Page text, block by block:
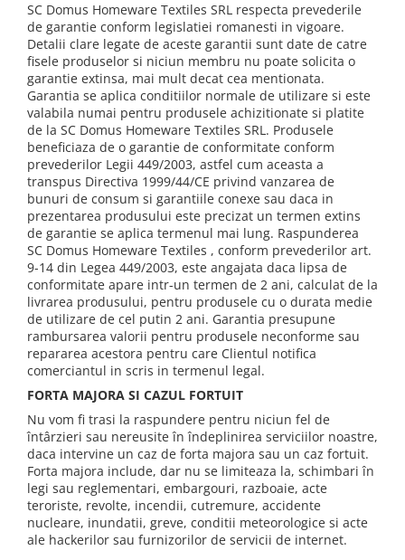
SC Domus Homeware Textiles SRL respecta prevederile
de garantie conform legislatiei romanesti in vigoare.
Detalii clare legate de aceste garantii sunt date de catre
fisele produselor si niciun membru nu poate solicita o
garantie extinsa, mai mult decat cea mentionata.
Garantia se aplica conditiilor normale de utilizare si este
valabila numai pentru produsele achizitionate si platite
de la SC Domus Homeware Textiles SRL. Produsele
beneficiaza de o garantie de conformitate conform
prevederilor Legii 449/2003, astfel cum aceasta a
transpus Directiva 1999/44/CE privind vanzarea de
bunuri de consum si garantiile conexe sau daca in
prezentarea produsului este precizat un termen extins
de garantie se aplica termenul mai lung. Raspunderea
SC Domus Homeware Textiles , conform prevederilor art.
9-14 din Legea 449/2003, este angajata daca lipsa de
conformitate apare intr-un termen de 2 ani, calculat de la
livrarea produsului, pentru produsele cu o durata medie
de utilizare de cel putin 2 ani. Garantia presupune
rambursarea valorii pentru produsele neconforme sau
repararea acestora pentru care Clientul notifica
comerciantul in scris in termenul legal.
FORTA MAJORA SI CAZUL FORTUIT
Nu vom fi trasi la raspundere pentru niciun fel de
întârzieri sau nereusite în îndeplinirea serviciilor noastre,
daca intervine un caz de forta majora sau un caz fortuit.
Forta majora include, dar nu se limiteaza la, schimbari în
legi sau reglementari, embargouri, razboaie, acte
teroriste, revolte, incendii, cutremure, accidente
nucleare, inundatii, greve, conditii meteorologice si acte
ale hackerilor sau furnizorilor de servicii de internet.